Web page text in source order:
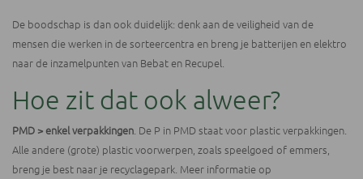
De boodschap is dan ook duidelijk: denk aan de veiligheid van de
mensen die werken in de sorteercentra en breng je batterijen en elektro
naar de inzamelpunten van Bebat en Recupel.
Hoe zit dat ook alweer?
PMD > enkel verpakkingen . De P in PMD staat voor plastic verpakkingen.
Alle andere (grote) plastic voorwerpen, zoals speelgoed of emmers,
breng je best naar je recyclagepark. Meer informatie op